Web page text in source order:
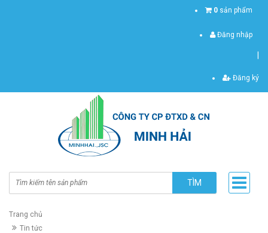
0 sản phẩm
Đăng nhập
Đăng ký
TÌM
Trang chủ
Tin tức